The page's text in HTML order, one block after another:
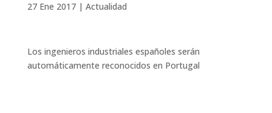
27 Ene 2017| Actualidad
Los ingenieros industriales españoles serán
automáticamente reconocidos en Portugal